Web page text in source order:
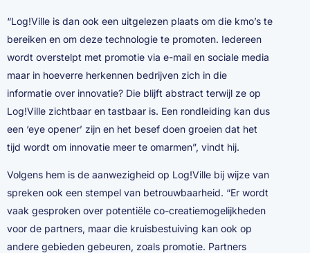
“Log!Ville is dan ook een uitgelezen plaats om die kmo’s te
bereiken en om deze technologie te promoten. Iedereen
wordt overstelpt met promotie via e-mail en sociale media
maar in hoeverre herkennen bedrijven zich in die
informatie over innovatie? Die blijft abstract terwijl ze op
Log!Ville zichtbaar en tastbaar is. Een rondleiding kan dus
een ‘eye opener’ zijn en het besef doen groeien dat het
tijd wordt om innovatie meer te omarmen”, vindt hij.
Volgens hem is de aanwezigheid op Log!Ville bij wijze van
spreken ook een stempel van betrouwbaarheid. “Er wordt
vaak gesproken over potentiële co-creatiemogelijkheden
voor de partners, maar die kruisbestuiving kan ook op
andere gebieden gebeuren, zoals promotie. Partners